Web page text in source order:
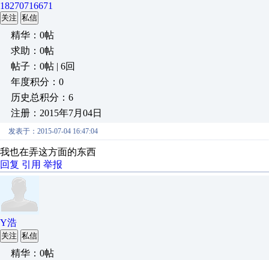
18270716671
关注 私信
精华：0帖
求助：0帖
帖子：0帖 | 6回
年度积分：0
历史总积分：6
注册：2015年7月04日
发表于：2015-07-04 16:47:04
我也在弄这方面的东西
回复 引用 举报
Y浩
关注 私信
精华：0帖